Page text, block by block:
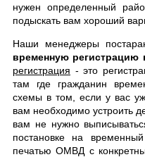
нужен определенный
подыскать вам хороший
Наши менеджеры
временную регистрацию
регистрация - это
там где гражданин
схемы в том, если у вас
вам необходимо устроить
вам не нужно
постановке на
печатью ОМВД с